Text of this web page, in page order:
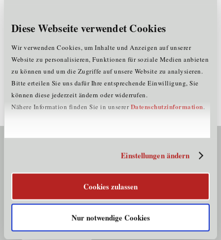
Diese Webseite verwendet Cookies
Wir verwenden Cookies, um Inhalte und Anzeigen auf unserer
Website zu personalisieren, Funktionen für soziale Medien anbieten
zu können und um die Zugriffe auf unsere Website zu analysieren.
Bitte erteilen Sie uns dafür Ihre entsprechende Einwilligung, Sie
können diese jederzeit ändern oder widerrufen.
Nähere Information finden Sie in unsererDatenschutzinformation.
Einstellungen ändern
Cookies zulassen
Nur notwendige Cookies
Vom Rohstoff in den
Kreislauf: Tirol setzt auf…
Mehr erfahren
Interesse an einer Mitgliedschaft
Werden Sie jetzt Teil des
Teams! Wir informieren Sie
gerne.